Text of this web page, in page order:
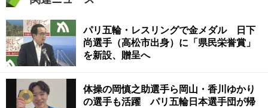
パリ五輪・レスリングで金メダル 日下
尚選手（高松市出身）に「県民栄誉賞」
を新設、贈呈へ
体操の岡慎之助選手ら岡山・香川ゆかり
の選手も活躍 パリ五輪日本選手団が帰